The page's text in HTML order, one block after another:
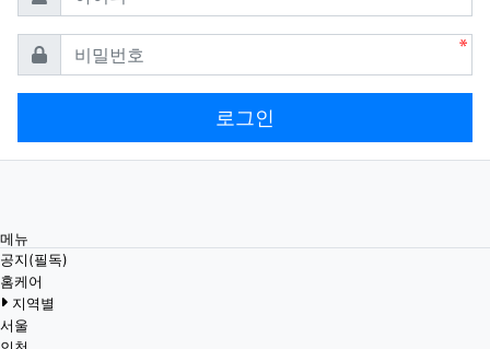
비밀번호
로그인
메뉴
공지(필독)
홈케어
지역별
서울